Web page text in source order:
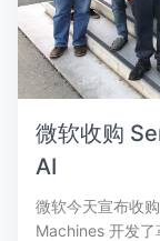
微软收购
AI
微软今天宣布收
Machines 开发了